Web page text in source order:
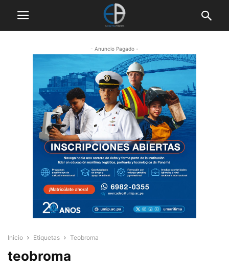
- Anuncio Pagado -
Inicio Etiquetas Teobroma
teobroma